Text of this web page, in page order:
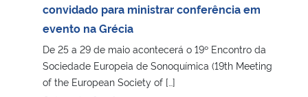
Ministério da Mulher, da Família e dos Direitos Humanos
Secretaria-Geral
convidado para ministrar conferência em
evento na Grécia
De 25 a 29 de maio acontecerá o 19º Encontro da
Sociedade Europeia de Sonoquímica (19th Meeting
of the European Society of […]